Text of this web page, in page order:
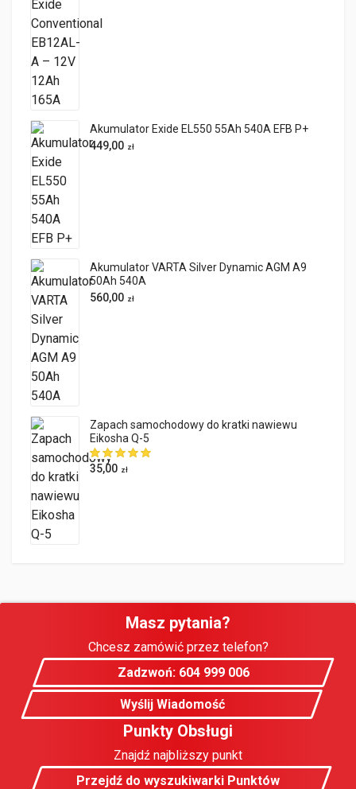
Akumulator Exide EL550 55Ah 540A EFB P+
449,00 zł
Akumulator VARTA Silver Dynamic AGM A9
50Ah 540A
560,00 zł
Zapach samochodowy do kratki nawiewu
Eikosha Q-5
35,00 zł
Masz pytania?
Chcesz zamówić przez telefon?
Zadzwoń: 604 999 006
Wyślij Wiadomość
Punkty Obsługi
Znajdź najbliższy punkt
Przejdź do wyszukiwarki Punktów